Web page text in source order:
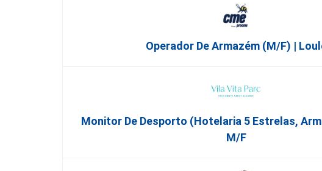
Operador De Armazém (m/f) |
Monitor De Desporto (Hotelaria 5 Estrelas,
M/f